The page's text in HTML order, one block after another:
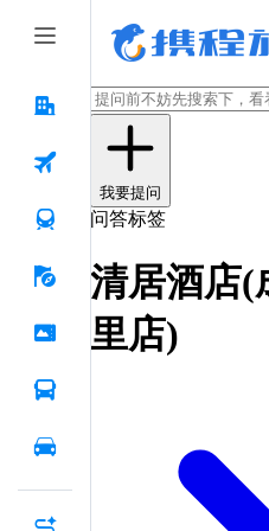
我要提问
问答标签
清居酒店(
里店)